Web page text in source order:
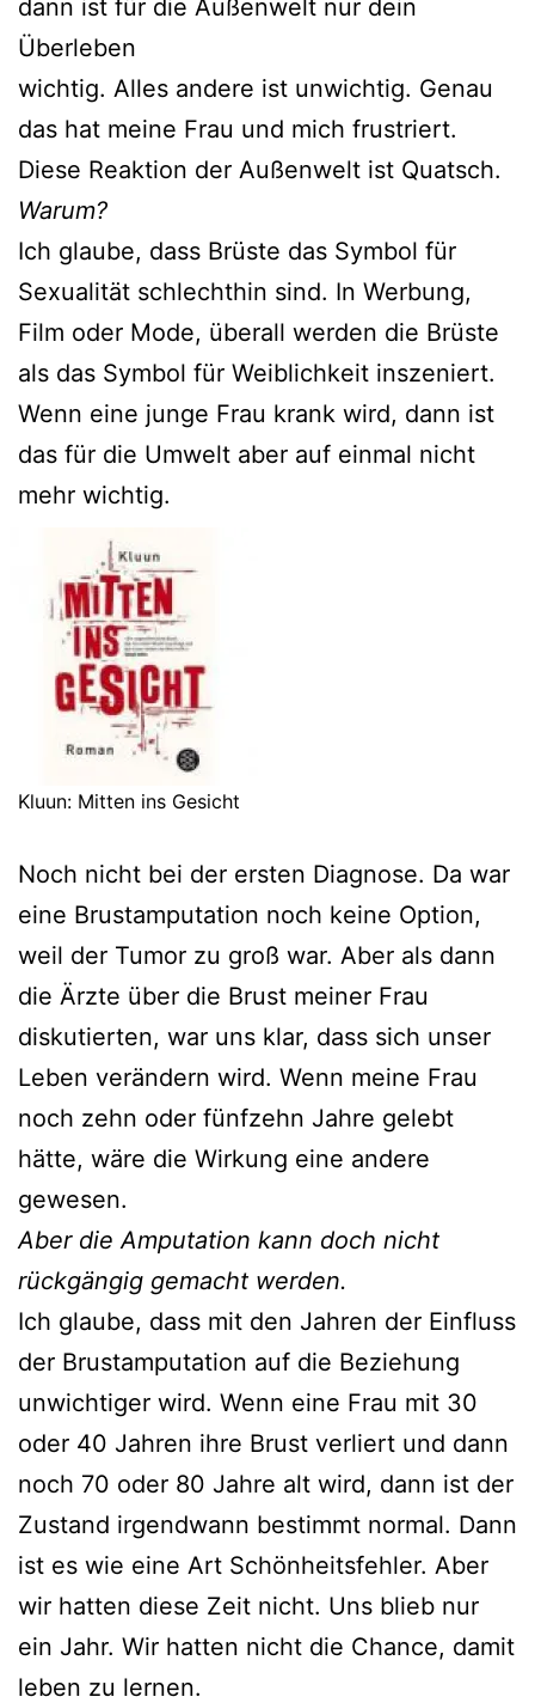
dann ist für die Außenwelt nur dein
Überleben
wichtig. Alles andere ist unwichtig. Genau
das hat meine Frau und mich frustriert.
Diese Reaktion der Außenwelt ist Quatsch.
Warum?
Ich glaube, dass Brüste das Symbol für
Sexualität schlechthin sind. In Werbung,
Film oder Mode, überall werden die Brüste
als das Symbol für Weiblichkeit inszeniert.
Wenn eine junge Frau krank wird, dann ist
das für die Umwelt aber auf einmal nicht
mehr wichtig.
Kluun: Mitten ins Gesicht
Noch nicht bei der ersten Diagnose. Da war
eine Brustamputation noch keine Option,
weil der Tumor zu groß war. Aber als dann
die Ärzte über die Brust meiner Frau
diskutierten, war uns klar, dass sich unser
Leben verändern wird. Wenn meine Frau
noch zehn oder fünfzehn Jahre gelebt
hätte, wäre die Wirkung eine andere
gewesen.
Aber die Amputation kann doch nicht
rückgängig gemacht werden.
Ich glaube, dass mit den Jahren der Einfluss
der Brustamputation auf die Beziehung
unwichtiger wird. Wenn eine Frau mit 30
oder 40 Jahren ihre Brust verliert und dann
noch 70 oder 80 Jahre alt wird, dann ist der
Zustand irgendwann bestimmt normal. Dann
ist es wie eine Art Schönheitsfehler. Aber
wir hatten diese Zeit nicht. Uns blieb nur
ein Jahr. Wir hatten nicht die Chance, damit
leben zu lernen.